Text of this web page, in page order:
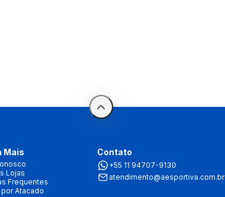
Mais
Lojas
Frequentes
por Atacado
Contato
+55 11 94707-9130
atendimento@aesportiva.com.br